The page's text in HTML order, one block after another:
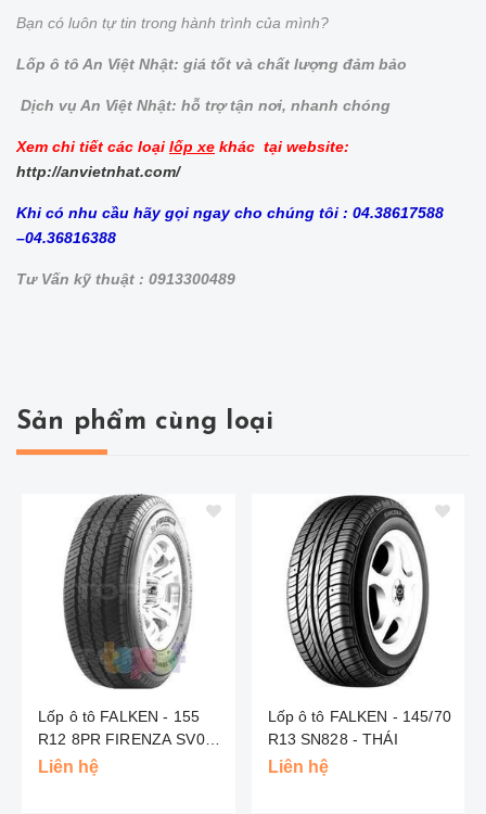
Bạn có luôn tự tin trong hành trình của mình?
Lốp ô tô An Việt Nhật: giá tốt và chất lượng đảm bảo
Dịch vụ An Việt Nhật: hỗ trợ tận nơi, nhanh chóng
Xem chi tiết các loại lốp xe khác tại website:
http://anvietnhat.com/
Khi có nhu cầu hãy gọi ngay cho chúng tôi : 04.38617588
–04.36816388
Tư Vấn kỹ thuật : 0913300489
Sản phẩm cùng loại
Lốp ô tô FALKEN - 155
R12 8PR FIRENZA SV053
- THÁI
Liên hệ
Lốp ô tô FALKEN - 145/70
R13 SN828 - THÁI
Liên hệ